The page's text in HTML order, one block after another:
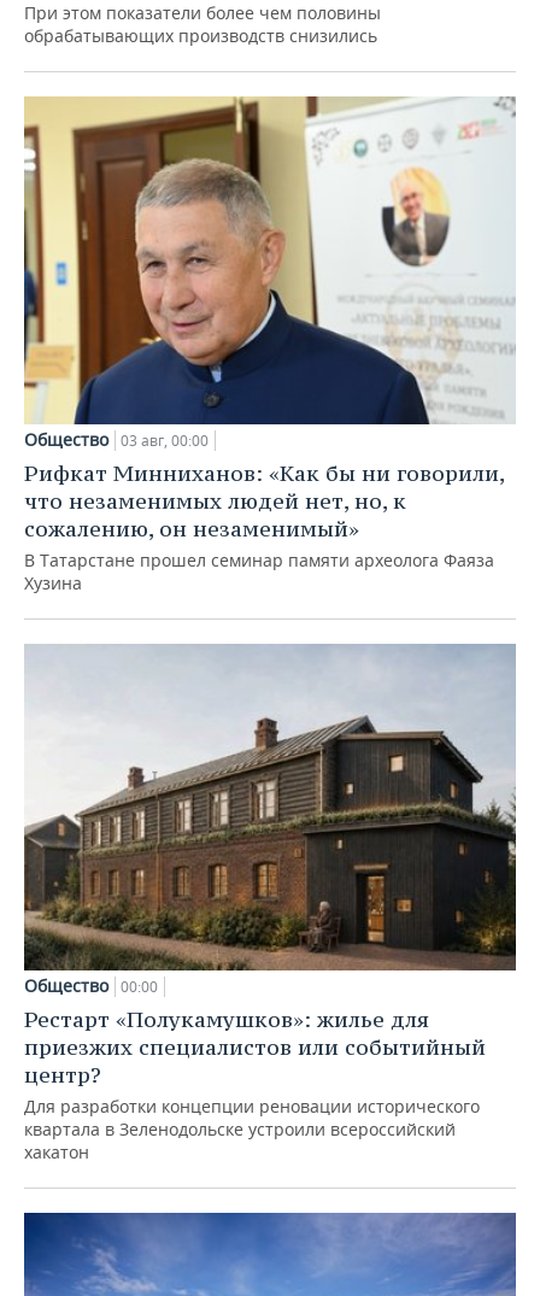
При этом показатели более чем половины
обрабатывающих производств снизились
Общество 03 авг, 00:00
Рифкат Минниханов: «Как бы ни говорили,
что незаменимых людей нет, но, к
сожалению, он незаменимый»
В Татарстане прошел семинар памяти археолога Фаяза
Хузина
Общество 00:00
Рестарт «Полукамушков»: жилье для
приезжих специалистов или событийный
центр?
Для разработки концепции реновации исторического
квартала в Зеленодольске устроили всероссийский
хакатон